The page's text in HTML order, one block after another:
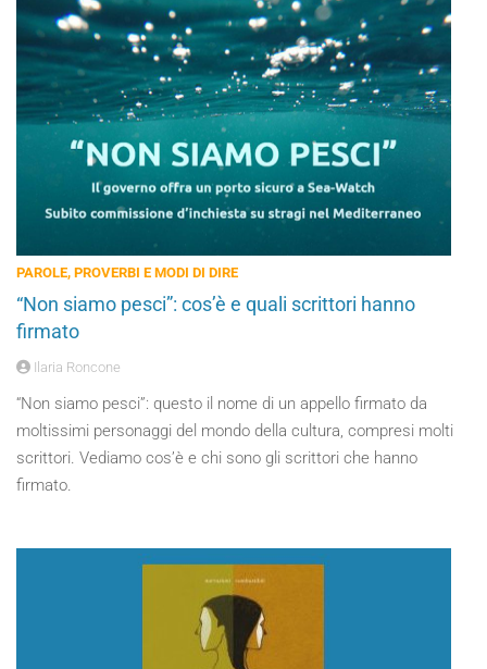
PAROLE, PROVERBI E MODI DI DIRE
“Non siamo pesci”: cos’è e quali scrittori hanno
firmato
Ilaria Roncone
“Non siamo pesci”: questo il nome di un appello firmato da
moltissimi personaggi del mondo della cultura, compresi molti
scrittori. Vediamo cos’è e chi sono gli scrittori che hanno
firmato.